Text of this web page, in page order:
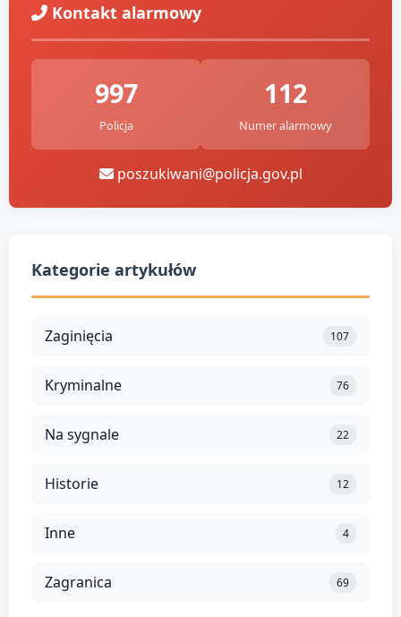
Kontakt alarmowy
997
Policja
112
Numer alarmowy
poszukiwani@policja.gov.pl
Kategorie artykułów
Zaginięcia 107
Kryminalne 76
Na sygnale 22
Historie 12
Inne 4
Zagranica 69